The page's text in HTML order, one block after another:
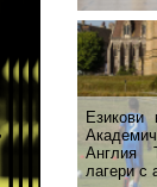
Езикови
Англия
лагери с